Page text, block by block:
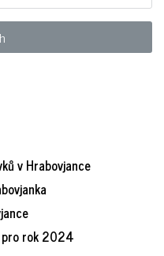
v Hrabovjance
pro rok 2024